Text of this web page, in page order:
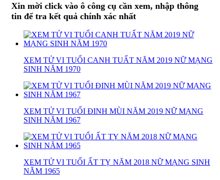
Xin mời click vào ô công cụ cần xem, nhập thông
tin để tra kết quả chính xác nhất
XEM TỬ VI TUỔI CANH TUẤT NĂM 2019 NỮ MẠNG
SINH NĂM 1970
XEM TỬ VI TUỔI ĐINH MÙI NĂM 2019 NỮ MẠNG
SINH NĂM 1967
XEM TỬ VI TUỔI ẤT TỴ NĂM 2018 NỮ MẠNG SINH
NĂM 1965